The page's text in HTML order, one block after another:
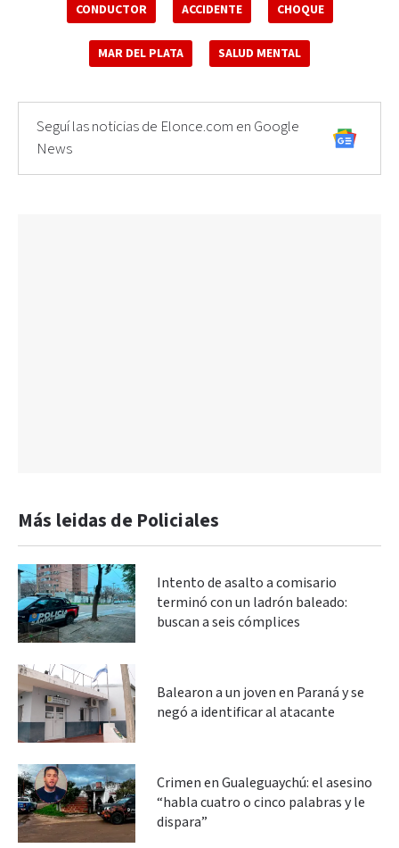
CONDUCTOR ACCIDENTE CHOQUE
MAR DEL PLATA SALUD MENTAL
Seguí las noticias de Elonce.com en Google
News
Más leidas de Policiales
Intento de asalto a comisario
terminó con un ladrón baleado:
buscan a seis cómplices
Balearon a un joven en Paraná y se
negó a identificar al atacante
Crimen en Gualeguaychú: el asesino
“habla cuatro o cinco palabras y le
dispara”